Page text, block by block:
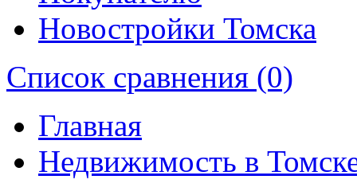
Новостройки Томска
Список сравнения (0)
Главная
Недвижимость в